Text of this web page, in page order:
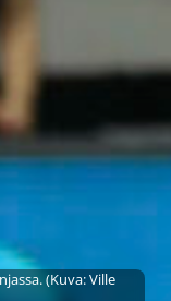
(Kuva: Ville